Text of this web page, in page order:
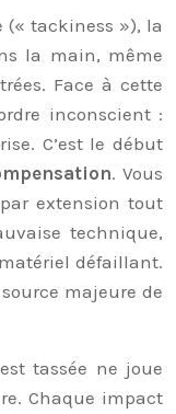
(« tackiness »), la
la main, même
Face à cette
inconscient :
C’est le début
. Vous
extension tout
technique,
défaillant.
majeure de
tassée ne joue
Chaque impact